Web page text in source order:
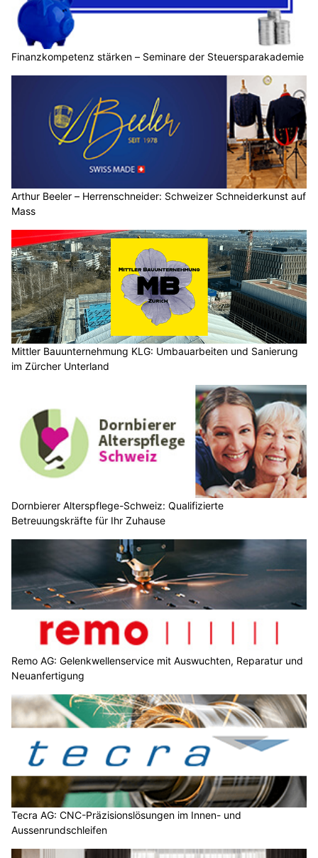
Finanzkompetenz stärken – Seminare der Steuersparakademie
Arthur Beeler – Herrenschneider: Schweizer Schneiderkunst auf
Mass
Mittler Bauunternehmung KLG: Umbauarbeiten und Sanierung
im Zürcher Unterland
Dornbierer Alterspflege-Schweiz: Qualifizierte
Betreuungskräfte für Ihr Zuhause
Remo AG: Gelenkwellenservice mit Auswuchten, Reparatur und
Neuanfertigung
Tecra AG: CNC-Präzisionslösungen im Innen- und
Aussenrundschleifen